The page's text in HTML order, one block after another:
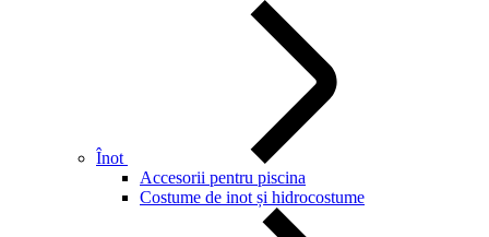
Înot
Accesorii pentru piscina
Costume de inot și hidrocostume